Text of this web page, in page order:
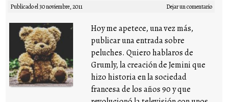
Publicado el30 noviembre, 2011 Dejar un comentario
Hoy me apetece, una vez más,
publicar una entrada sobre
peluches. Quiero hablaros de
Grumly, la creación de Jemini que
hizo historia en la sociedad
francesa de los años 90 y que